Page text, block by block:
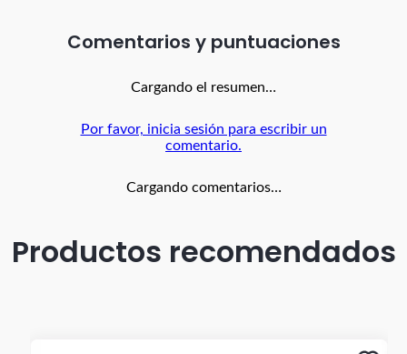
Comentarios
Cargando el resumen…
Por favor, inicia sesión para escribir un
comentario.
Cargando comentarios…
Productos recomendados